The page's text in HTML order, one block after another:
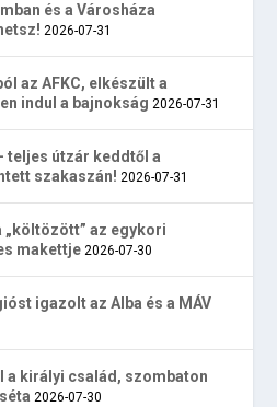
és a Városháza
2026-07-31
az AFKC, elkészült a
indul a bajnokság 2026-07-31
teljes útzár keddtől a
szakaszán! 2026-07-31
„költözött” az egykori
makettje 2026-07-30
igazolt az Alba és a MÁV
a királyi család, szombaton
2026-07-30